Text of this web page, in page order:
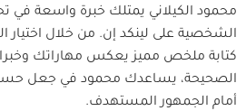
محمود الكيلاني يمتلك خبرة واسعة في
الشخصية على لينكد إن. من خلال اختيار
كتابة ملخص مميز يعكس مهاراتك
الصحيحة، يساعدك محمود في جعل
أمام الجمهور المستهدف.